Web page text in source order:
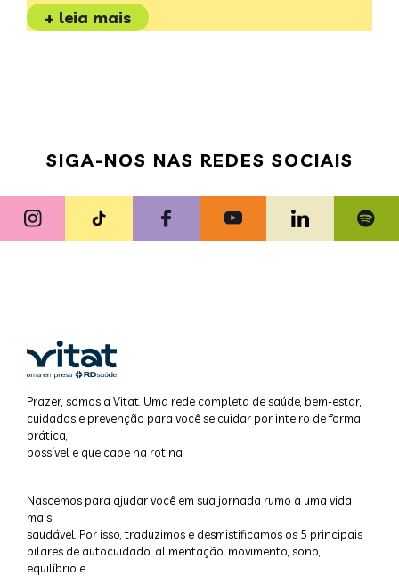
+ leia mais
SIGA-NOS NAS REDES SOCIAIS
Prazer, somos a Vitat. Uma rede completa de saúde, bem-estar,
cuidados e prevenção para você se cuidar por inteiro de forma
prática,
possível e que cabe na rotina.
Nascemos para ajudar você em sua jornada rumo a uma vida
mais
saudável. Por isso, traduzimos e desmistificamos os 5 principais
pilares de autocuidado: alimentação, movimento, sono,
equilíbrio e